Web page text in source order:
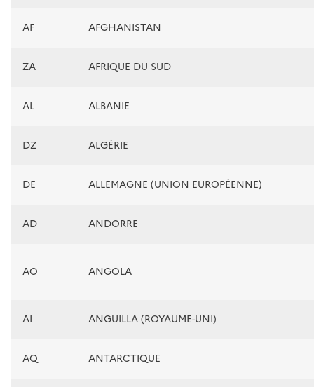
AF AFGHANISTAN
ZA AFRIQUE DU SUD
AL ALBANIE
DZ ALGÉRIE
DE ALLEMAGNE (UNION EUROPÉENNE)
AD ANDORRE
AO ANGOLA
AI ANGUILLA (ROYAUME-UNI)
AQ ANTARCTIQUE